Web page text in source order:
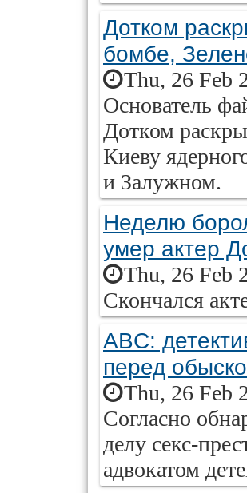
Дотком
бомбе,
Thu, 26 Feb
Основатель
Дотком
Киеву
и Залужном.
Неделю
умер актер
Thu, 26 Feb
Скончался
ABC:
перед
Thu, 26 Feb
Согласно
делу секс-
адвокатом